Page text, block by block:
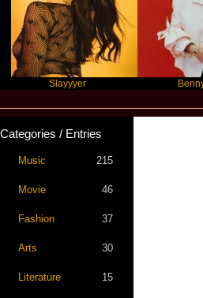
Benny Blanco
Categories / Entries
Music 215
Movie 46
Fashion 37
Arts 30
Literature 15